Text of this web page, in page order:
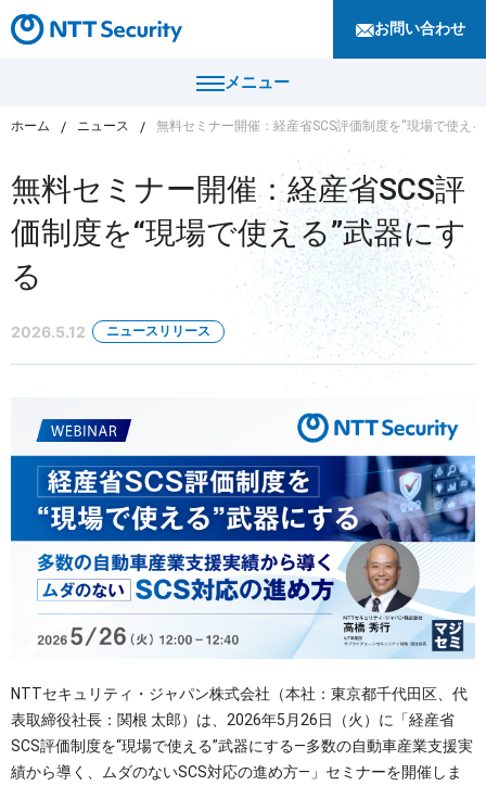
お問い合わせ
メニュー
製品・サービス
セキュリティコンサルティング・教育・相談
セキュリティ管理
セキュリティ監視・検知
セキュリティインシデント対応・調査
OTセキュリティ
サプライチェーンセキュリティ
IoTプロダクトセキュリティ
課題から探す
導入事例
セキュリティナレッジ
企業情報
採用情報
カタログダウンロード
ホーム ニュース 無料セミナー開催：経産省SCS評価制度を“現場で使え
無料セミナー開催：経産省SCS評
価制度を“現場で使える”武器にす
る
2026.5.12 ニュースリリース
NTTセキュリティ・ジャパン株式会社（本社：東京都千代田区、代
表取締役社長：関根 太郎）は、2026年5月26日（火）に「経産省
SCS評価制度を“現場で使える”武器にする―多数の自動車産業支援実
績から導く、ムダのないSCS対応の進め方―」セミナーを開催しま